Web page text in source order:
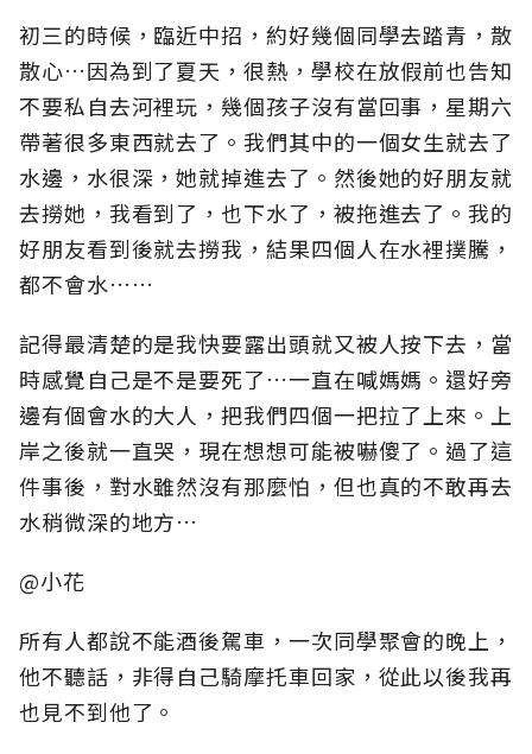
初三的時候，臨近中招，約好幾個同學去踏青，散
散心…因為到了夏天，很熱，學校在放假前也告知
不要私自去河裡玩，幾個孩子沒有當回事，星期六
帶著很多東西就去了。我們其中的一個女生就去了
水邊，水很深，她就掉進去了。然後她的好朋友就
去撈她，我看到了，也下水了，被拖進去了。我的
好朋友看到後就去撈我，結果四個人在水裡撲騰，
都不會水……
記得最清楚的是我快要露出頭就又被人按下去，當
時感覺自己是不是要死了…一直在喊媽媽。還好旁
邊有個會水的大人，把我們四個一把拉了上來。上
岸之後就一直哭，現在想想可能被嚇傻了。過了這
件事後，對水雖然沒有那麼怕，但也真的不敢再去
水稍微深的地方…
@小花
所有人都說不能酒後駕車，一次同學聚會的晚上，
他不聽話，非得自己騎摩托車回家，從此以後我再
也見不到他了。